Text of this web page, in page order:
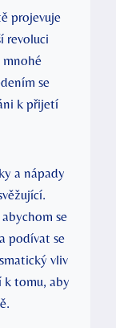
projevuje
revoluci
mnohé
se
k přijetí
a nápady
se
podívat se
vliv
k tomu, aby